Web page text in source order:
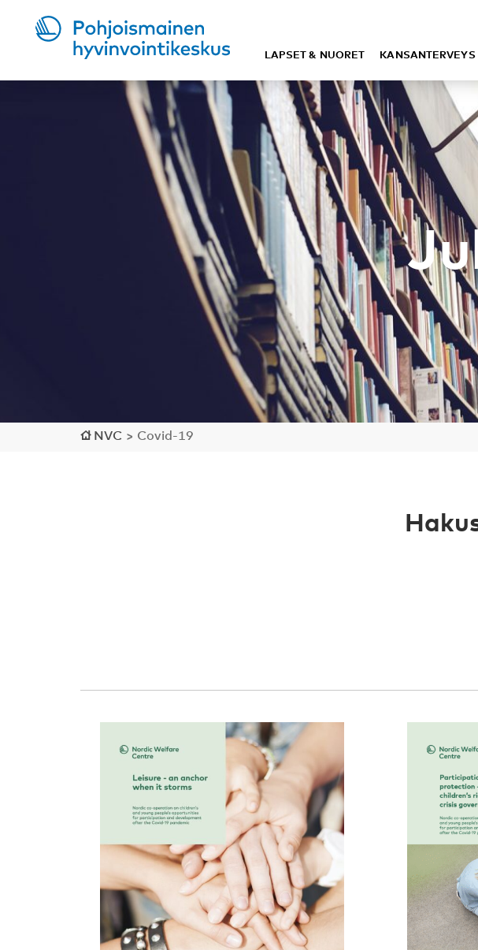
LAPSET & NUORET KANSANTERVEYS
NVC > Covid-19